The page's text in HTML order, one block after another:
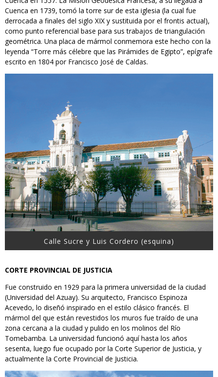
Cuenca en 1739, tomó la torre sur de esta iglesia (la cual fue
derrocada a finales del siglo XIX y sustituida por el frontis actual),
como punto referencial base para sus trabajos de triangulación
geométrica. Una placa de mármol conmemora este hecho con la
leyenda “Torre más célebre que las Pirámides de Egipto”, epígrafe
escrito en 1804 por Francisco José de Caldas.
Calle Sucre y Luis Cordero (esquina)
CORTE PROVINCIAL DE JUSTICIA
Fue construido en 1929 para la primera universidad de la ciudad
(Universidad del Azuay). Su arquitecto, Francisco Espinoza
Acevedo, lo diseñó inspirado en el estilo clásico francés. El
mármol del que están revestidos los muros fue traído de una
zona cercana a la ciudad y pulido en los molinos del Río
Tomebamba. La universidad funcionó aquí hasta los años
sesenta, luego fue ocupado por la Corte Superior de Justicia, y
actualmente la Corte Provincial de Justicia.